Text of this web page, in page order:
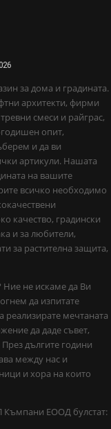
за дома и градината.
архитекти, фирми
смеси и райграс,
опит,
и да ви
артикули. Нашата
на вашите
всичко необходимо
качество, градински
и за любители,
за растителна защита,
не искаме да Ви
да изпитате
реализирате мечтаната
да даде съвет,
дългите години
между нас и
и хора на които
Къмпани ЕООД булстат: